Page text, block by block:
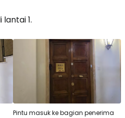
1.
Pintu masuk ke bagian penerima